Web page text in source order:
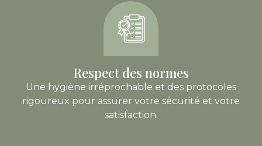
Respect des normes
Une hygiène irréprochable et des protocoles
rigoureux pour assurer votre sécurité et votre
satisfaction.